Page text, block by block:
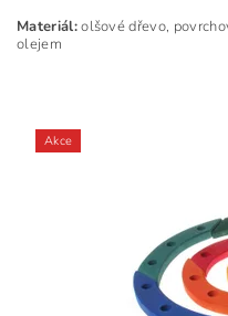
Materiál:olšové dřevo,
olejem
Akce